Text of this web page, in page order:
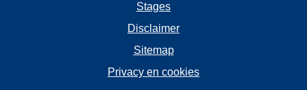
Stages
Disclaimer
Sitemap
Privacy en cookies